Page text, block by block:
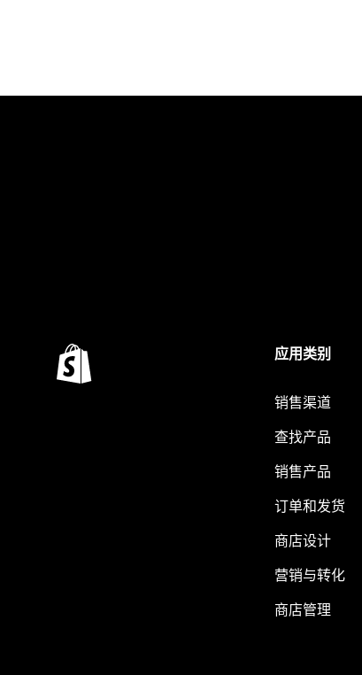
应用类别
销售渠道
查找产品
销售产品
订单和发货
商店设计
营销与转化
商店管理